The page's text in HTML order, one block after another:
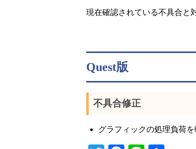
現在確認されている不具合と
Quest版
不具合修正
グラフィックの処理負荷